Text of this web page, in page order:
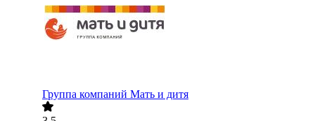
Группа компаний Мать и дитя